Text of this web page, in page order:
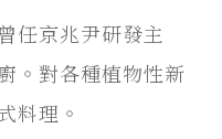
任京兆尹研發主
。對各種植物性新
料理。